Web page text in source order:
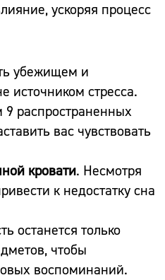
ускоряя процесс
убежищем и
источником стресса.
распространенных
вас чувствовать
кровати. Несмотря
к недостатку сна
останется только
чтобы
воспоминаний.